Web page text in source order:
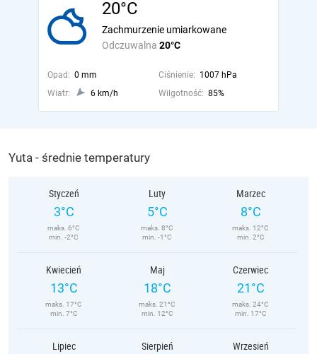
20°C
Odczuwalna 20°C
Zachmurzenie umiarkowane
Opad: 0 mm Ciśnienie: 1007 hPa
Wiatr:
6 km/h Wilgotność: 85%
Yuta - średnie temperatury
Styczeń
3°C
maks. 6°C
min. -2°C
Luty
5°C
maks. 8°C
min. -1°C
Marzec
8°C
maks. 12°C
min. 2°C
Kwiecień
13°C
maks. 17°C
min. 7°C
Maj
18°C
maks. 21°C
min. 12°C
Czerwiec
21°C
maks. 24°C
min. 17°C
Lipiec Sierpień Wrzesień